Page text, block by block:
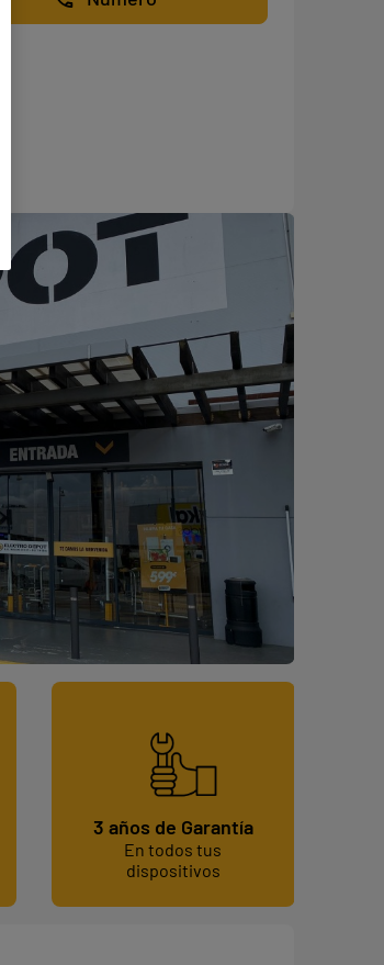
3 años de Garantía
En todos tus
dispositivos